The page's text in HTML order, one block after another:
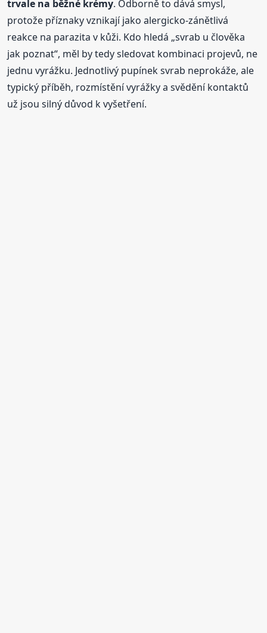
trvale na běžné krémy. Odborně to dává smysl,
protože příznaky vznikají jako alergicko-zánětlivá
reakce na parazita v kůži. Kdo hledá „svrab u člověka
jak poznat“, měl by tedy sledovat kombinaci projevů, ne
jednu vyrážku. Jednotlivý pupínek svrab neprokáže, ale
typický příběh, rozmístění vyrážky a svědění kontaktů
už jsou silný důvod k vyšetření.